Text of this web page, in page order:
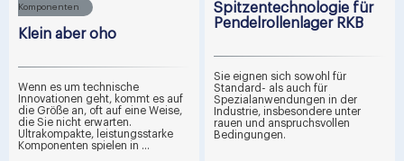
Komponenten
Klein aber oho
Wenn es um technische
Innovationen geht, kommt es auf
die Größe an, oft auf eine Weise,
die Sie nicht erwarten.
Ultrakompakte, leistungsstarke
Komponenten spielen in ...
Spitzentechnologie für
Pendelrollenlager RKB
Sie eignen sich sowohl für
Standard- als auch für
Spezialanwendungen in der
Industrie, insbesondere unter
rauen und anspruchsvollen
Bedingungen.